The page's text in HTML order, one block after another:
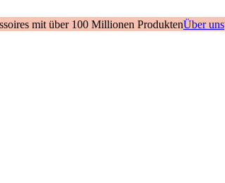
mit über 100 Millionen ProduktenÜber uns